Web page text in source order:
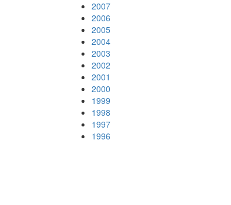
2007
2006
2005
2004
2003
2002
2001
2000
1999
1998
1997
1996